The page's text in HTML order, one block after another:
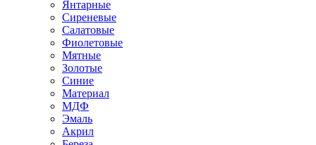
Янтарные
Сиреневые
Салатовые
Фиолетовые
Мятные
Золотые
Синие
Материал
МДФ
Эмаль
Акрил